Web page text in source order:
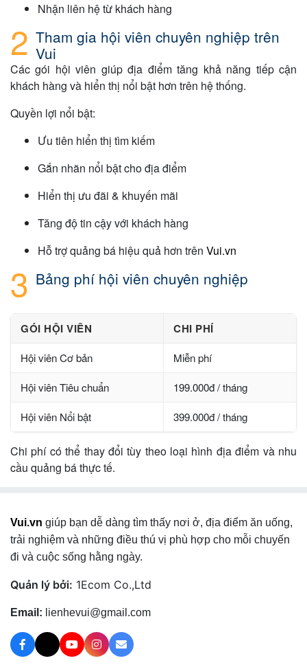
Nhận liên hệ từ khách hàng
Tham gia hội viên chuyên nghiệp trên
Vui
Các gói hội viên giúp địa điểm tăng khả năng tiếp cận
khách hàng và hiển thị nổi bật hơn trên hệ thống.
Quyền lợi nổi bật:
Ưu tiên hiển thị tìm kiếm
Gắn nhãn nổi bật cho địa điểm
Hiển thị ưu đãi & khuyến mãi
Tăng độ tin cậy với khách hàng
Hỗ trợ quảng bá hiệu quả hơn trên Vui.vn
Bảng phí hội viên chuyên nghiệp
GÓI HỘI VIÊN CHI PHÍ
Hội viên Cơ bản Miễn phí
Hội viên Tiêu chuẩn 199.000đ / tháng
Hội viên Nổi bật 399.000đ / tháng
Chi phí có thể thay đổi tùy theo loại hình địa điểm và nhu
cầu quảng bá thực tế.
Vui.vn giúp bạn dễ dàng tìm thấy nơi ở, địa điểm ăn uống,
trải nghiệm và những điều thú vị phù hợp cho mỗi chuyến
đi và cuộc sống hằng ngày.
Quản lý bởi: 1Ecom Co.,Ltd
Email: lienhevui@gmail.com